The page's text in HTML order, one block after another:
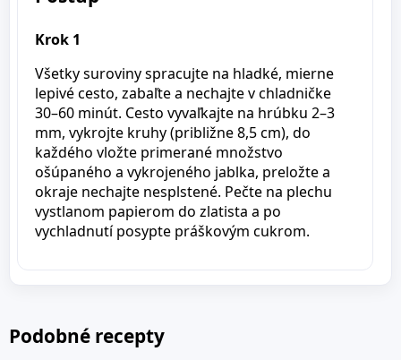
Krok 1
Všetky suroviny spracujte na hladké, mierne
lepivé cesto, zabaľte a nechajte v chladničke
30–60 minút. Cesto vyvaľkajte na hrúbku 2–3
mm, vykrojte kruhy (približne 8,5 cm), do
každého vložte primerané množstvo
ošúpaného a vykrojeného jablka, preložte a
okraje nechajte nesplstené. Pečte na plechu
vystlanom papierom do zlatista a po
vychladnutí posypte práškovým cukrom.
Podobné recepty